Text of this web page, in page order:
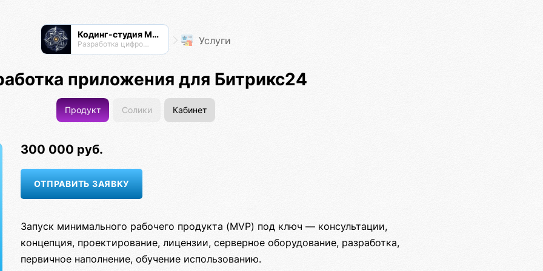
Кодинг-студия Магнатор
Разработка цифровых продуктов Услуги
приложения для Битрикс24
Продукт Солики Кабинет
300 000 руб.
Запуск минимального рабочего продукта (MVP) под ключ — консультации,
концепция, проектирование, лицензии, серверное оборудование, разработка,
первичное наполнение, обучение использованию.